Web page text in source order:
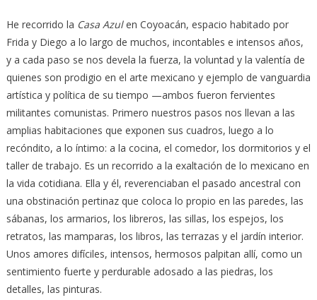
He recorrido la Casa Azulen Coyoacán, espacio habitado por
Frida y Diego a lo largo de muchos, incontables e intensos años,
y a cada paso se nos devela la fuerza, la voluntad y la valentía de
quienes son prodigio en el arte mexicano y ejemplo de vanguardia
artística y política de su tiempo —ambos fueron fervientes
militantes comunistas. Primero nuestros pasos nos llevan a las
amplias habitaciones que exponen sus cuadros, luego a lo
recóndito, a lo íntimo: a la cocina, el comedor, los dormitorios y el
taller de trabajo. Es un recorrido a la exaltación de lo mexicano en
la vida cotidiana. Ella y él, reverenciaban el pasado ancestral con
una obstinación pertinaz que coloca lo propio en las paredes, las
sábanas, los armarios, los libreros, las sillas, los espejos, los
retratos, las mamparas, los libros, las terrazas y el jardín interior.
Unos amores difíciles, intensos, hermosos palpitan allí, como un
sentimiento fuerte y perdurable adosado a las piedras, los
detalles, las pinturas.